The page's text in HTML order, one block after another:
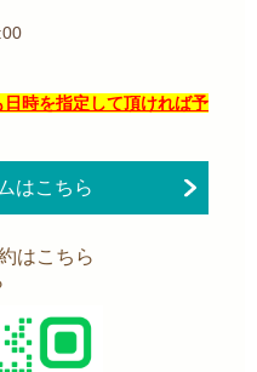
時を指定して頂ければ予
はこちら
はこちら